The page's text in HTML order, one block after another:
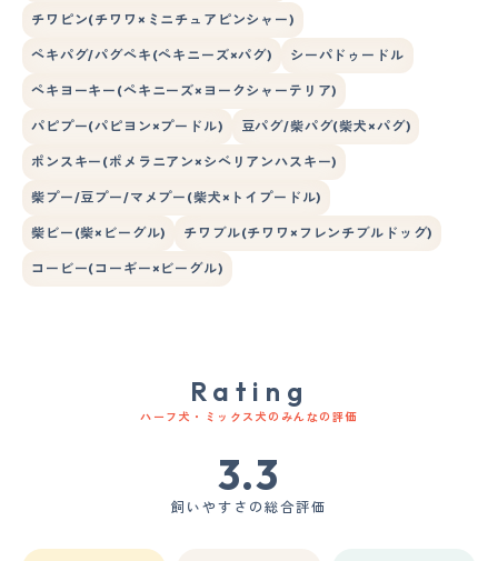
チワピン(チワワ×ミニチュアピンシャー)
ペキパグ/パグペキ(ペキニーズ×パグ) シーパドゥードル
ペキヨーキー(ペキニーズ×ヨークシャーテリア)
パピプー(パピヨン×プードル) 豆パグ/柴パグ(柴犬×パグ)
ポンスキー(ポメラニアン×シベリアンハスキー)
柴プー/豆プー/マメプー(柴犬×トイプードル)
柴ビー(柴×ビーグル) チワブル(チワワ×フレンチブルドッグ)
コービー(コーギー×ビーグル)
Rating
ハーフ犬・ミックス犬のみんなの評価
3.3
飼いやすさの総合評価